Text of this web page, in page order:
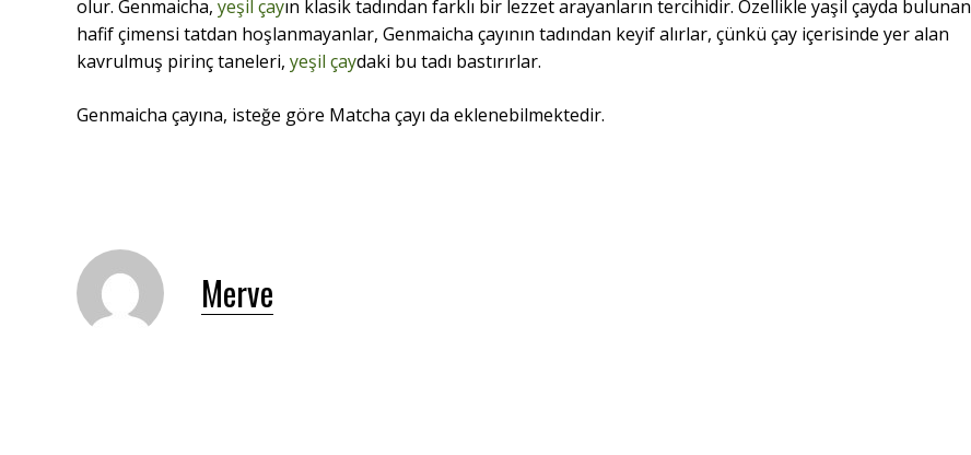
olur. Genmaicha, yeşil çayın klasik tadından farklı bir lezzet arayanların tercihidir. Özellikle yaşil çayda bulunan
hafif çimensi tatdan hoşlanmayanlar, Genmaicha çayının tadından keyif alırlar, çünkü çay içerisinde yer alan
kavrulmuş pirinç taneleri, yeşil çaydaki bu tadı bastırırlar.
Genmaicha çayına, isteğe göre Matcha çayı da eklenebilmektedir.
Merve